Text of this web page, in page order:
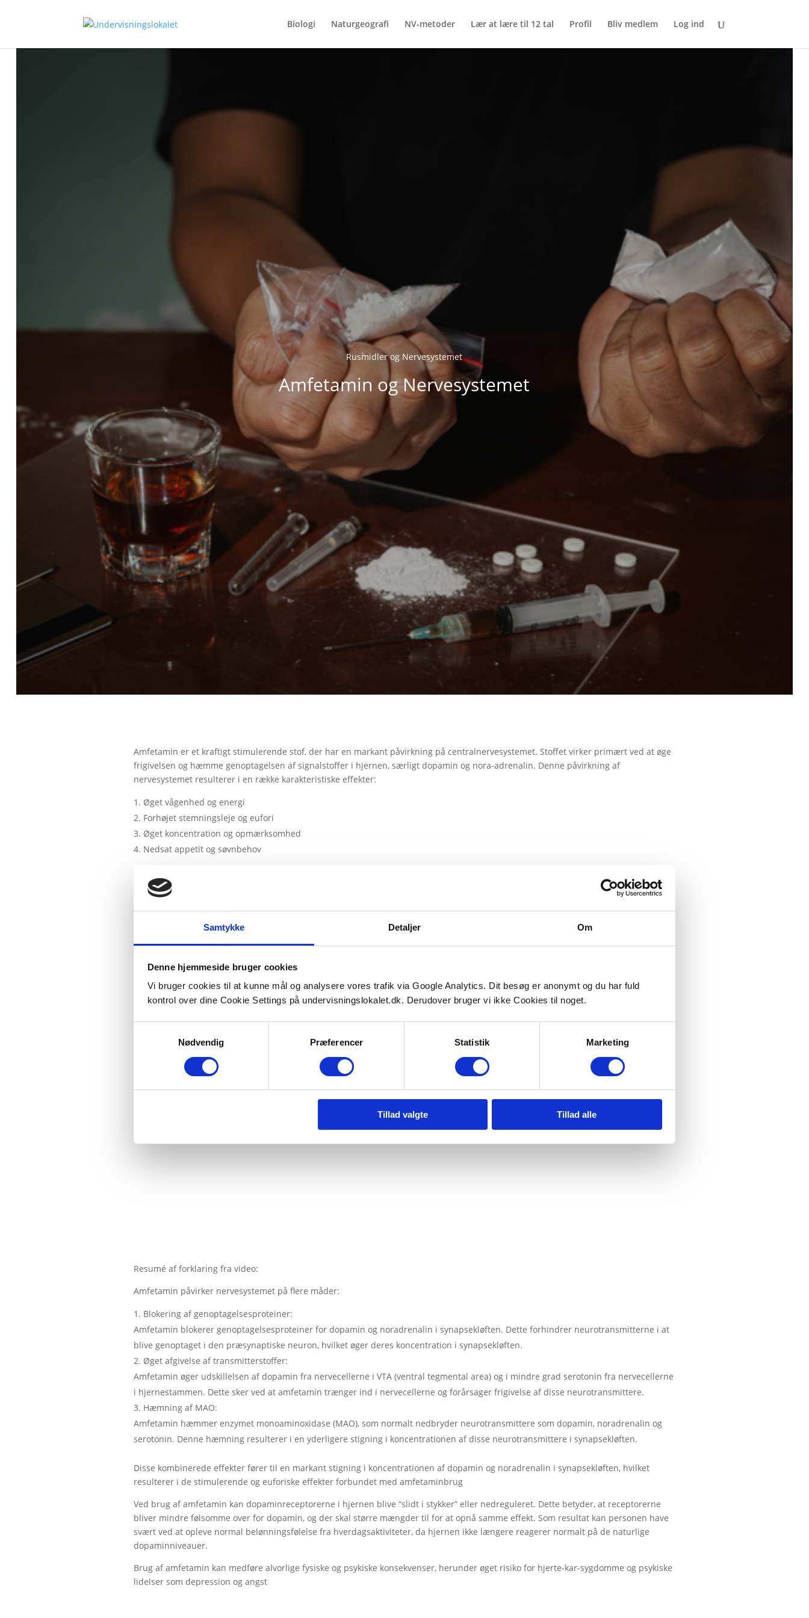
Samtykke Detaljer Om
Denne hjemmeside bruger cookies
Vi bruger cookies til at kunne mål og analysere vores trafik via Google Analytics. Dit besøg er anonymt og du har fuld
kontrol over dine Cookie Settings på undervisningslokalet.dk. Derudover bruger vi ikke Cookies til noget.
Nødvendig
Præferencer Statistik Marketing
Tillad valgte Tillad alle
Biologi Naturgeografi NV-metoder Lær at lære til 12 tal Profil Bliv medlem Log ind
Rusmidler og Nervesystemet
Amfetamin og Nervesystemet
Amfetamin er et kraftigt stimulerende stof, der har en markant påvirkning på centralnervesystemet. Stoffet virker primært ved at øge
frigivelsen og hæmme genoptagelsen af signalstoffer i hjernen, særligt dopamin og nora-adrenalin. Denne påvirkning af
nervesystemet resulterer i en række karakteristiske effekter:
Øget vågenhed og energi
Forhøjet stemningsleje og eufori
Øget koncentration og opmærksomhed
Nedsat appetit og søvnbehov
Amfetamins virkning på nervesystemet kan sammenlignes med en kraftig acceleration af hjernens normale funktioner – svarende til
at vi kommer over i den sympastiske del af vores nervesystem, også kaldet kamp/flugt tilstand. Dette kan i første omgang opleves som
Her er en video der forklarer hvordan Amfetamin på virker nervecellerne i hjernen:
Resumé af forklaring fra video:
Amfetamin påvirker nervesystemet på flere måder:
Blokering af genoptagelsesproteiner:
Amfetamin blokerer genoptagelsesproteiner for dopamin og noradrenalin i synapsekløften. Dette forhindrer neurotransmitterne i at
blive genoptaget i den præsynaptiske neuron, hvilket øger deres koncentration i synapsekløften.
Øget afgivelse af transmitterstoffer:
Amfetamin øger udskillelsen af dopamin fra nervecellerne i VTA (ventral tegmental area) og i mindre grad serotonin fra nervecellerne
i hjernestammen. Dette sker ved at amfetamin trænger ind i nervecellerne og forårsager frigivelse af disse neurotransmittere.
Hæmning af MAO:
Amfetamin hæmmer enzymet monoaminoxidase (MAO), som normalt nedbryder neurotransmittere som dopamin, noradrenalin og
serotonin. Denne hæmning resulterer i en yderligere stigning i koncentrationen af disse neurotransmittere i synapsekløften.
Disse kombinerede effekter fører til en markant stigning i koncentrationen af dopamin og noradrenalin i synapsekløften, hvilket
resulterer i de stimulerende og euforiske effekter forbundet med amfetaminbrug
Ved brug af amfetamin kan dopaminreceptorerne i hjernen blive “slidt i stykker” eller nedreguleret. Dette betyder, at receptorerne
bliver mindre følsomme over for dopamin, og der skal større mængder til for at opnå samme effekt. Som resultat kan personen have
svært ved at opleve normal belønningsfølelse fra hverdagsaktiviteter, da hjernen ikke længere reagerer normalt på de naturlige
dopaminniveauer.
Brug af amfetamin kan medføre alvorlige fysiske og psykiske konsekvenser, herunder øget risiko for hjerte-kar-sygdomme og psykiske
lidelser som depression og angst